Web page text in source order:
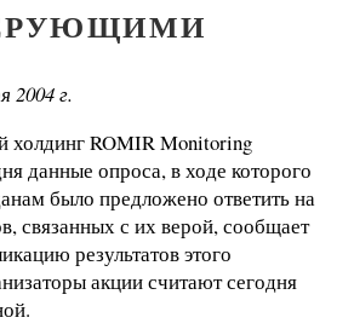
2004 г.
холдинг ROMIR Monitoring
данные опроса, в ходе которого
было предложено ответить на
связанных с их верой, сообщает
результатов этого
акции считают сегодня